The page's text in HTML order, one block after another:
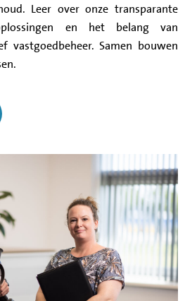
Leer over onze transparante
en het belang van
vastgoedbeheer. Samen bouwen